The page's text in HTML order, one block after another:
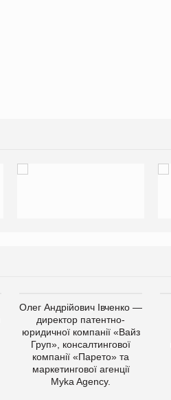
Олег Андрійович Івченко —
директор патентно-
юридичної компанії «Вайз
Груп», консалтингової
компанії «Парето» та
маркетингової агенції
Myka Agency.